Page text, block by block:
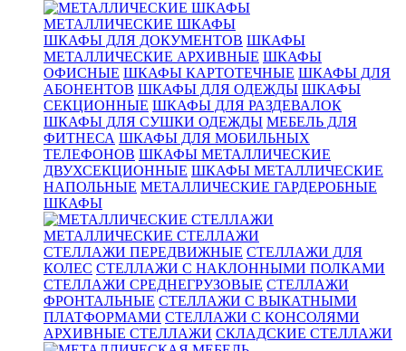
МЕТАЛЛИЧЕСКИЕ ШКАФЫ
ШКАФЫ ДЛЯ ДОКУМЕНТОВ ШКАФЫ
МЕТАЛЛИЧЕСКИЕ АРХИВНЫЕ ШКАФЫ
ОФИСНЫЕ ШКАФЫ КАРТОТЕЧНЫЕ ШКАФЫ ДЛЯ
АБОНЕНТОВ ШКАФЫ ДЛЯ ОДЕЖДЫ ШКАФЫ
СЕКЦИОННЫЕ ШКАФЫ ДЛЯ РАЗДЕВАЛОК
ШКАФЫ ДЛЯ СУШКИ ОДЕЖДЫ МЕБЕЛЬ ДЛЯ
ФИТНЕСА ШКАФЫ ДЛЯ МОБИЛЬНЫХ
ТЕЛЕФОНОВ ШКАФЫ МЕТАЛЛИЧЕСКИЕ
ДВУХСЕКЦИОННЫЕ ШКАФЫ МЕТАЛЛИЧЕСКИЕ
НАПОЛЬНЫЕ МЕТАЛЛИЧЕСКИЕ ГАРДЕРОБНЫЕ
ШКАФЫ
МЕТАЛЛИЧЕСКИЕ СТЕЛЛАЖИ
СТЕЛЛАЖИ ПЕРЕДВИЖНЫЕ СТЕЛЛАЖИ ДЛЯ
КОЛЕС СТЕЛЛАЖИ С НАКЛОННЫМИ ПОЛКАМИ
СТЕЛЛАЖИ СРЕДНЕГРУЗОВЫЕ СТЕЛЛАЖИ
ФРОНТАЛЬНЫЕ СТЕЛЛАЖИ С ВЫКАТНЫМИ
ПЛАТФОРМАМИ СТЕЛЛАЖИ С КОНСОЛЯМИ
АРХИВНЫЕ СТЕЛЛАЖИ СКЛАДСКИЕ СТЕЛЛАЖИ